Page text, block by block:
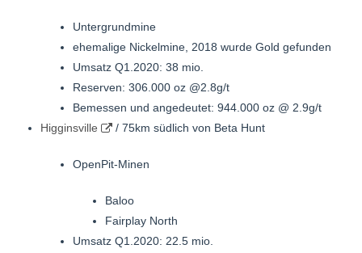
Untergrundmine
ehemalige Nickelmine, 2018 wurde Gold gefunden
Umsatz Q1.2020: 38 mio.
Reserven: 306.000 oz @2.8g/t
Bemessen und angedeutet: 944.000 oz @ 2.9g/t
Higginsville
/ 75km südlich von Beta Hunt
OpenPit-Minen
Baloo
Fairplay North
Umsatz Q1.2020: 22.5 mio.